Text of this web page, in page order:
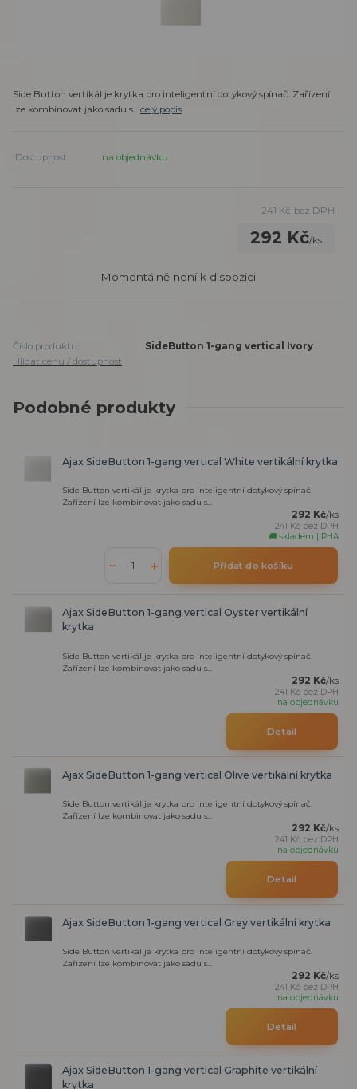
Side Button vertikál je krytka pro inteligentní dotykový spínač. Zařízení
lze kombinovat jako sadu s... celý popis
Dostupnost na objednávku
292 Kč/ks
241 Kč bez DPH
Momentálně není k dispozici
Číslo produktu:
SideButton 1-gang vertical Ivory
Hlídat cenu / dostupnost
Podobné produkty
Ajax SideButton 1-gang vertical White vertikální krytka
Side Button vertikál je krytka pro inteligentní dotykový spínač.
Zařízení lze kombinovat jako sadu s...
292 Kč/ks
241 Kč bez DPH
🚚 skladem | PHA
Přidat do košíku
Ajax SideButton 1-gang vertical Oyster vertikální
krytka
Side Button vertikál je krytka pro inteligentní dotykový spínač.
Zařízení lze kombinovat jako sadu s...
292 Kč/ks
241 Kč bez DPH
na objednávku
Detail
Ajax SideButton 1-gang vertical Olive vertikální krytka
Side Button vertikál je krytka pro inteligentní dotykový spínač.
Zařízení lze kombinovat jako sadu s...
292 Kč/ks
241 Kč bez DPH
na objednávku
Detail
Ajax SideButton 1-gang vertical Grey vertikální krytka
Side Button vertikál je krytka pro inteligentní dotykový spínač.
Zařízení lze kombinovat jako sadu s...
292 Kč/ks
241 Kč bez DPH
na objednávku
Detail
Ajax SideButton 1-gang vertical Graphite vertikální
krytka